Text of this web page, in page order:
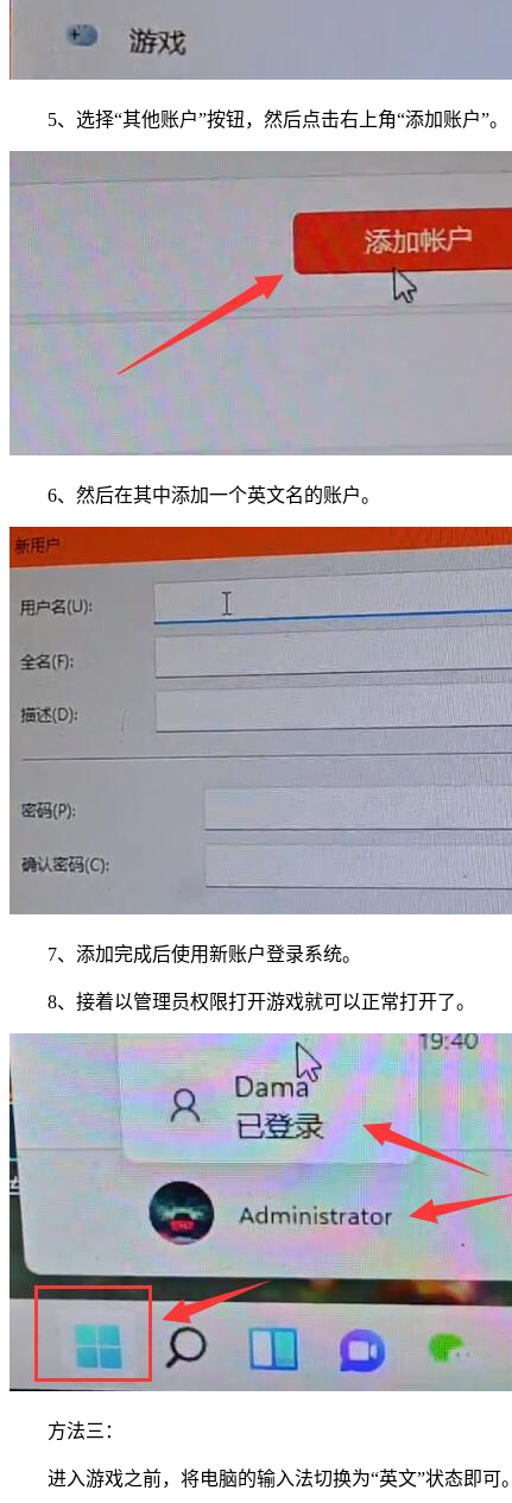
5、选择“其他账户”按钮，然后点击右上角“添加账户”。
6、然后在其中添加一个英文名的账户。
7、添加完成后使用新账户登录系统。
8、接着以管理员权限打开游戏就可以正常打开了。
方法三：
进入游戏之前，将电脑的输入法切换为“英文”状态即可。